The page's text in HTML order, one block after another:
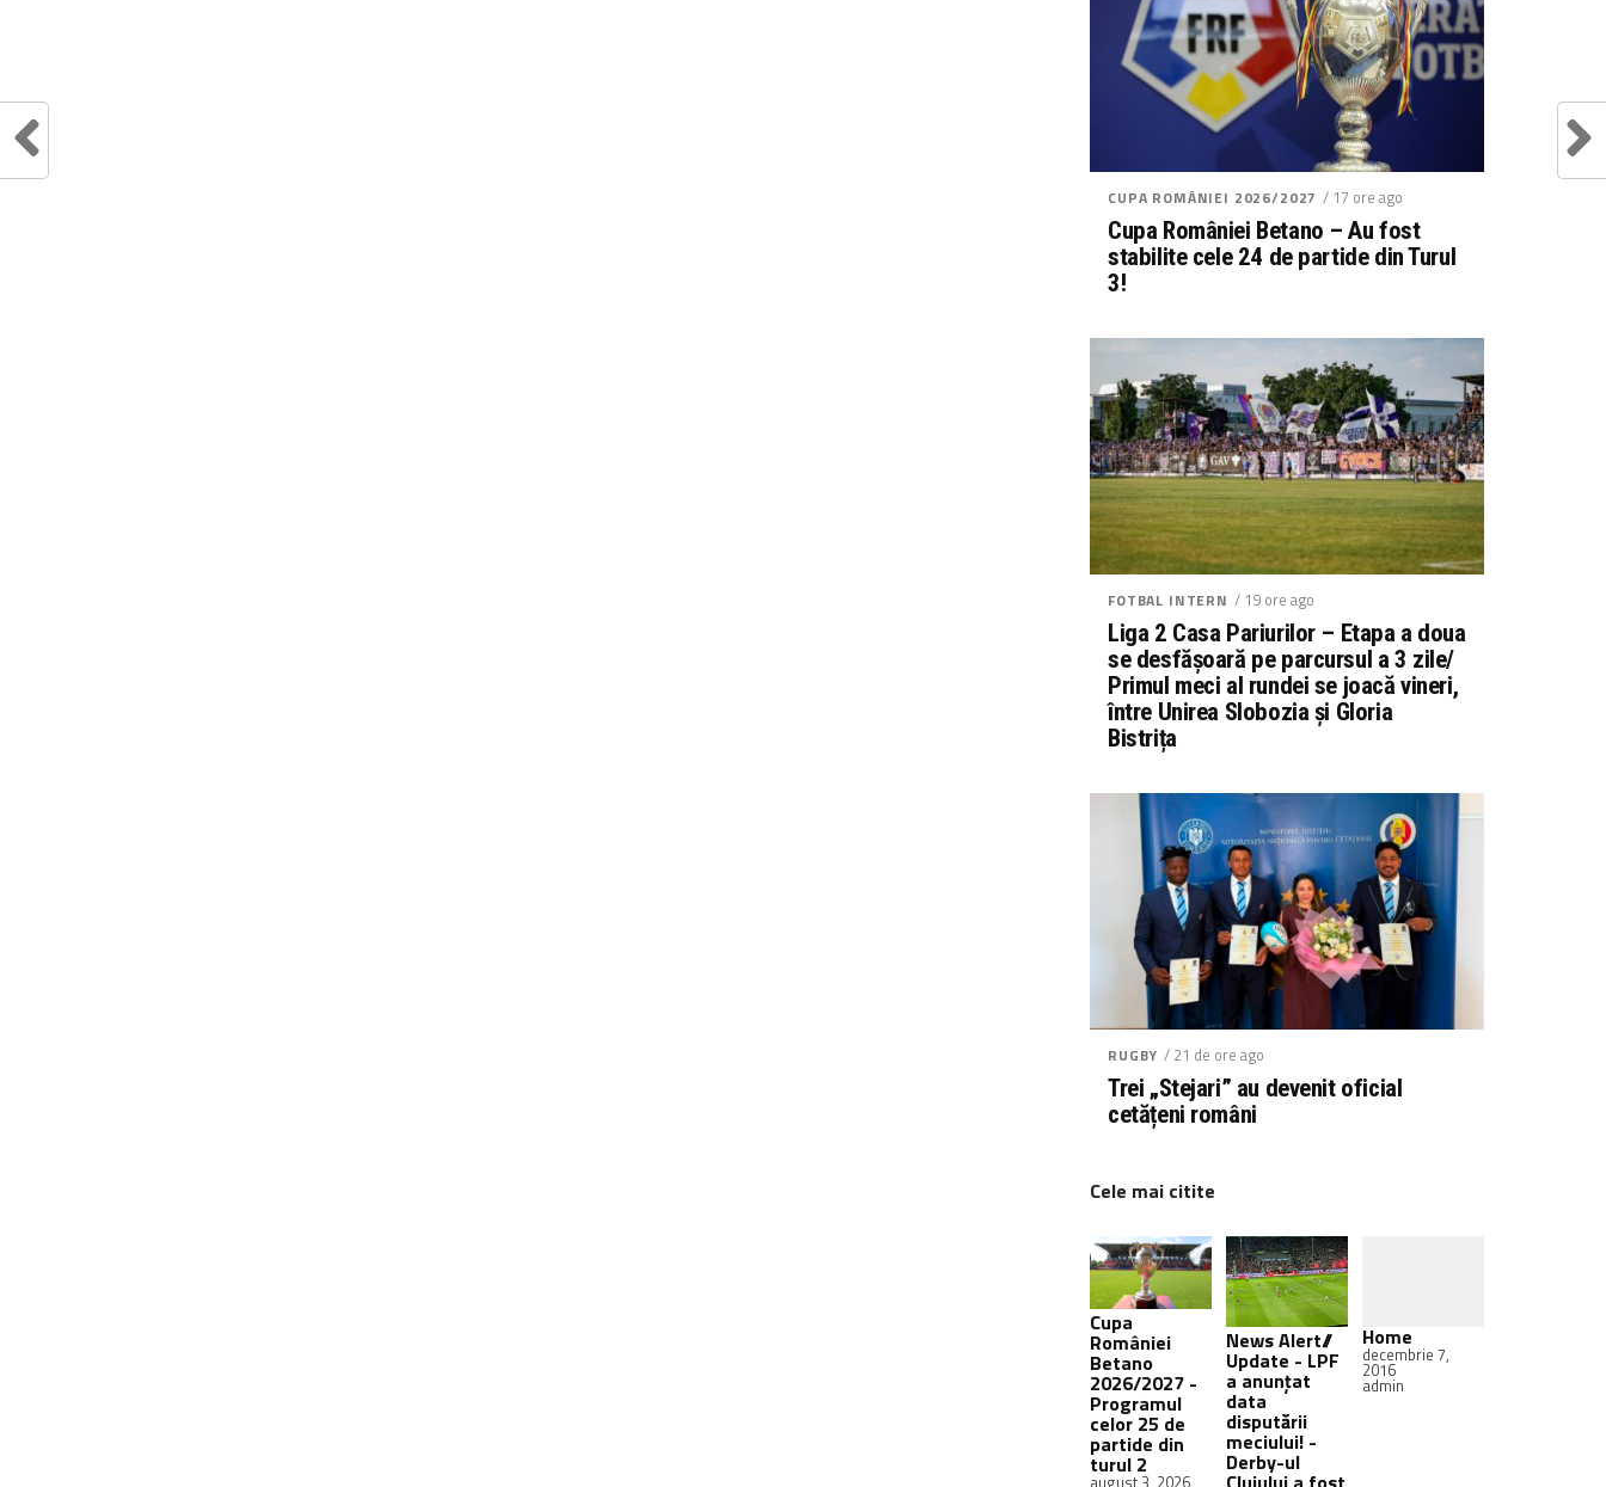
CUPA ROMÂNIEI 2026/2027 / 17 ore ago
Cupa României Betano – Au fost
stabilite cele 24 de partide din Turul
3!
FOTBAL INTERN / 19 ore ago
Liga 2 Casa Pariurilor – Etapa a doua
se desfășoară pe parcursul a 3 zile/
Primul meci al rundei se joacă vineri,
între Unirea Slobozia și Gloria
Bistrița
RUGBY / 21 de ore ago
Trei „Stejari” au devenit oficial
cetățeni români
Cele mai citite
Cupa
României
Betano
2026/2027 -
Programul
celor 25 de
partide din
turul 2
august 3, 2026
News Alert//
Update - LPF
a anunțat
data
disputării
meciului! -
Derby-ul
Home
decembrie 7,
2016
admin